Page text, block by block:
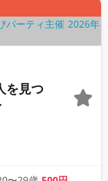
を見つ